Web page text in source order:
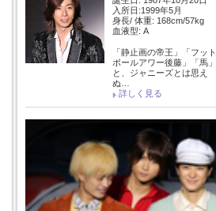
入所日:1999年5月
身長/ 体重: 168cm/57kg
血液型: A
「静止画の帝王」「フット
ボールアワー後藤」「馬」
と、ジャニーズとは思え
ぬ…
詳しく見る